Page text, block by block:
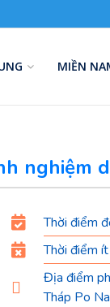
MIỀN
nghiệm
Thời điểm
Thời điểm
Địa điểm
Tháp Po